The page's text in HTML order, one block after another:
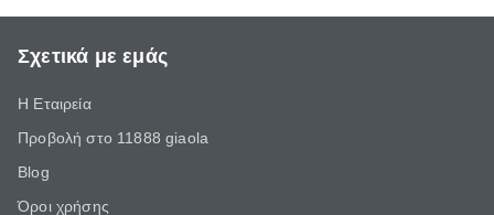
Σχετικά με εμάς
Η Εταιρεία
Προβολή στο 11888 giaola
Blog
Όροι χρήσης